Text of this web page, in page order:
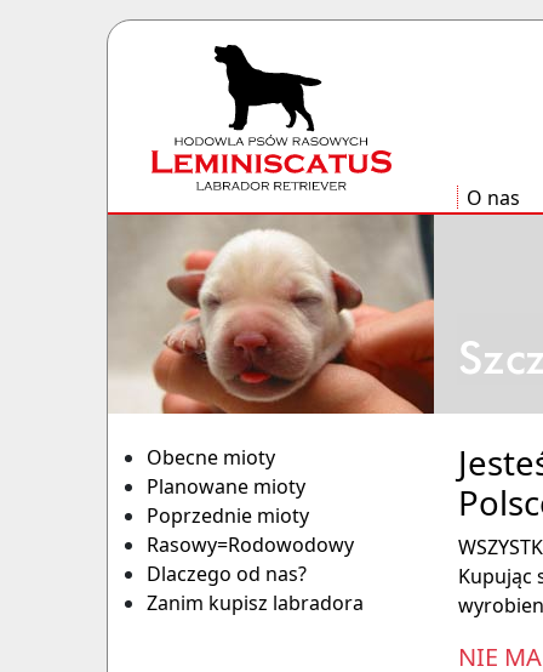
O nas
Obecne mioty
Planowane mioty
Poprzednie mioty
Rasowy=Rodowodowy
Dlaczego od nas?
Zanim kupisz labradora
Kupując
NIE